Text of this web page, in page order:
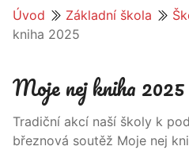
Úvod Základní škola
kniha 2025
Moje nej kniha 2025
Tradiční akcí naší školy k
březnová soutěž Moje nej